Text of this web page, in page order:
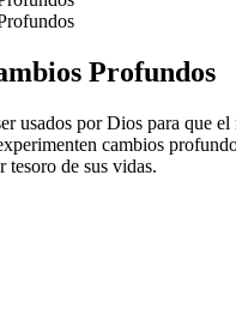
Profundos
usados por Dios para que
cambios
de sus vidas.